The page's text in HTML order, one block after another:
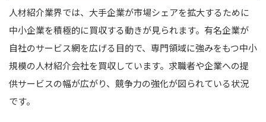
人材紹介業界では、大手企業が市場シェアを拡大するために
中小企業を積極的に買収する動きが見られます。有名企業が
自社のサービス網を広げる目的で、専門領域に強みをもつ中小
規模の人材紹介会社を買収しています。求職者や企業への提
供サービスの幅が広がり、競争力の強化が図られている状況
です。